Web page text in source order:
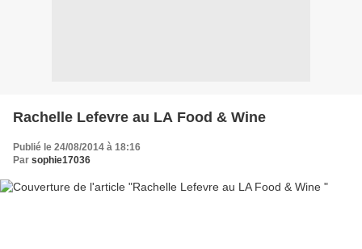
Rachelle Lefevre au LA Food & Wine
Publié le 24/08/2014 à 18:16
Par sophie17036